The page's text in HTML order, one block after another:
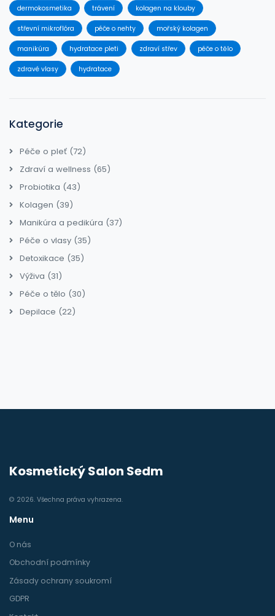
dermokosmetika trávení kolagen na klouby
střevní mikroflóra péče o nehty mořský kolagen
manikúra hydratace pleti zdraví střev péče o tělo
zdravé vlasy hydratace
Kategorie
Péče o pleť (72)
Zdraví a wellness (65)
Probiotika (43)
Kolagen (39)
Manikúra a pedikúra (37)
Péče o vlasy (35)
Detoxikace (35)
Výživa (31)
Péče o tělo (30)
Depilace (22)
Kosmetický Salon Sedm
© 2026. Všechna práva vyhrazena.
Menu
O nás
Obchodní podmínky
Zásady ochrany soukromí
GDPR